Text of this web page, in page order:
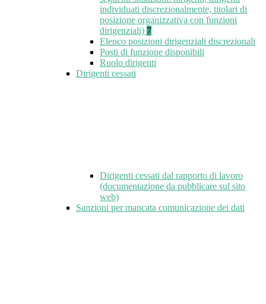
individuati discrezionalmente, titolari di
posizione organizzativa con funzioni
dirigenziali) 7
Elenco posizioni dirigenziali discrezionali
Posti di funzione disponibili
Ruolo dirigenti
Dirigenti cessati
Dirigenti cessati dal rapporto di lavoro
(documentazione da pubblicare sul sito
web)
Sanzioni per mancata comunicazione dei dati